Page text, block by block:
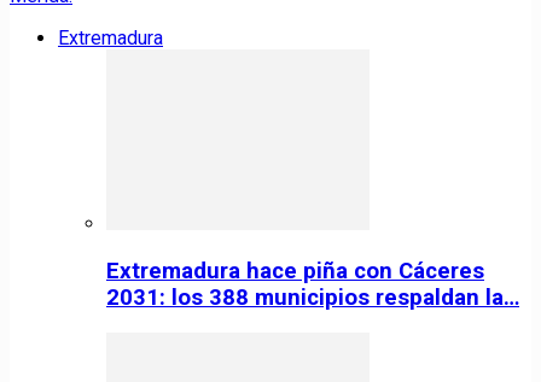
Extremadura
Extremadura hace piña con Cáceres
2031: los 388 municipios respaldan la…